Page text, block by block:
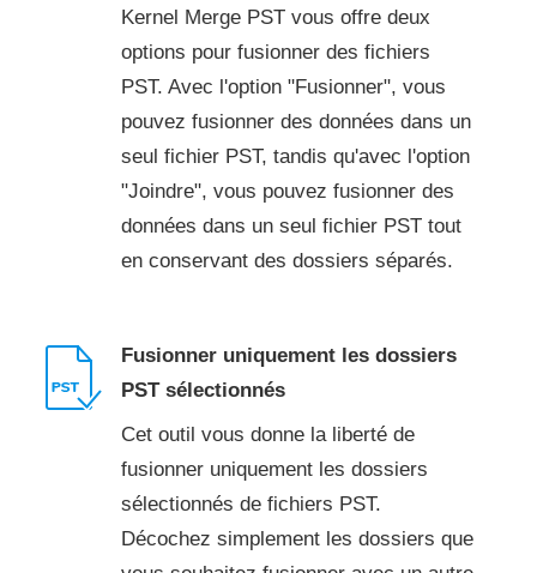
Kernel Merge PST vous offre deux
options pour fusionner des fichiers
PST. Avec l'option "Fusionner", vous
pouvez fusionner des données dans un
seul fichier PST, tandis qu'avec l'option
"Joindre", vous pouvez fusionner des
données dans un seul fichier PST tout
en conservant des dossiers séparés.
Fusionner uniquement les dossiers
PST sélectionnés
Cet outil vous donne la liberté de
fusionner uniquement les dossiers
sélectionnés de fichiers PST.
Décochez simplement les dossiers que